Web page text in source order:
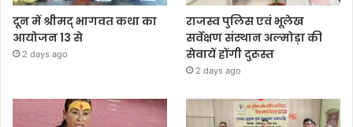
दून में श्रीमद् भागवत कथा का
आयोजन 13 से
2 days ago
राजस्व पुलिस एवं भूलेख
सर्वेक्षण संस्थान अल्मोड़ा की
सेवायें होंगी दुरूस्त
2 days ago